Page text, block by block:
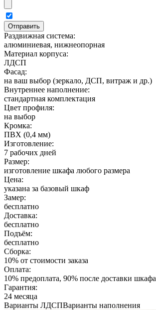
Раздвижная система:
алюминиевая, нижнеопорная
Материал корпуса:
ЛДСП
Фасад:
на ваш выбор (зеркало, ДСП, витраж и др.)
Внутреннее наполнение:
стандартная комплектация
Цвет профиля:
на выбор
Кромка:
ПВХ (0,4 мм)
Изготовление:
7 рабочих дней
Размер:
изготовление шкафа любого размера
Цена:
указана за базовый шкаф
Замер:
бесплатно
Доставка:
бесплатно
Подъём:
бесплатно
Сборка:
10% от стоимости заказа
Оплата:
10% предоплата, 90% после доставки шкафа
Гарантия:
24 месяца
Варианты ЛДСПВарианты наполнения